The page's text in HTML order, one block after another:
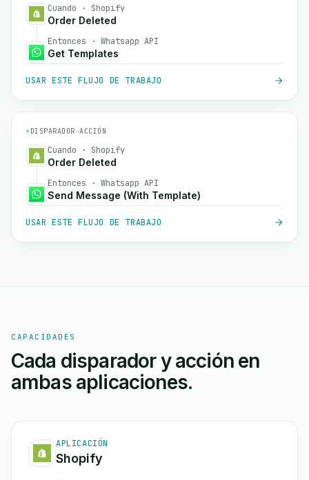
Cuando · Shopify
Order Deleted
Entonces · Whatsapp API
Get Templates
USAR ESTE FLUJO DE TRABAJO
⚡ DISPARADOR→ACCIÓN
Cuando · Shopify
Order Deleted
Entonces · Whatsapp API
Send Message (With Template)
USAR ESTE FLUJO DE TRABAJO
CAPACIDADES
Cada disparador y acción en
ambas aplicaciones.
APLICACIÓN
Shopify